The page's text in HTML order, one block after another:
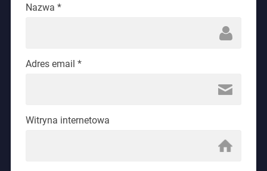
Nazwa *
Adres email *
Witryna internetowa